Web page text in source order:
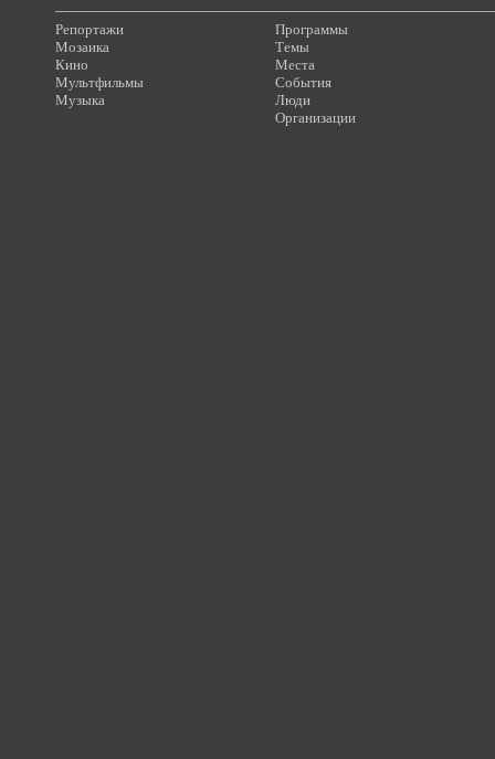
Репортажи
Мозаика
Кино
Мультфильмы
Музыка
Программы
Темы
Места
События
Люди
Организации